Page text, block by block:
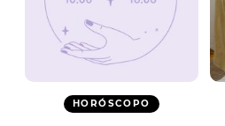
HORÓSCOPO